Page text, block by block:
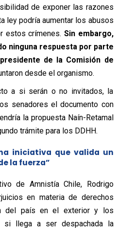
de exponer las razones
ley podría aumentar los abusos
estos crímenes. Sin embargo,
ninguna respuesta por parte
de la Comisión de
desde el organismo.
a si serán o no invitados, la
senadores el documento con
la propuesta Naín-Retamal
trámite para los DDHH.
iniciativa que valida un
la fuerza”
de Amnistía Chile, Rodrigo
en materia de derechos
del país en el exterior y los
si llega a ser despachada la